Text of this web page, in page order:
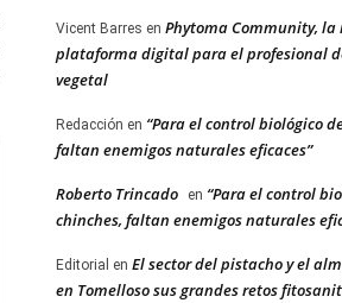
Vicent Barres en Phytoma Community, la
plataforma digital para el profesional
vegetal
Redacción en “Para el control biológico
faltan enemigos naturales eficaces”
Roberto Trincado en “Para el control
chinches, faltan enemigos naturales
Editorial en El sector del pistacho y el
en Tomelloso sus grandes retos